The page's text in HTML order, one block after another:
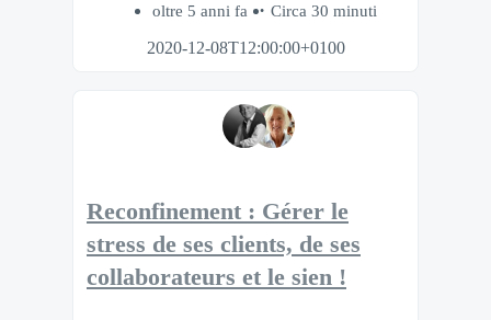
oltre 5 anni fa
Circa 30 minuti
2020-12-08T12:00:00+0100
Reconfinement : Gérer le
stress de ses clients, de ses
collaborateurs et le sien !